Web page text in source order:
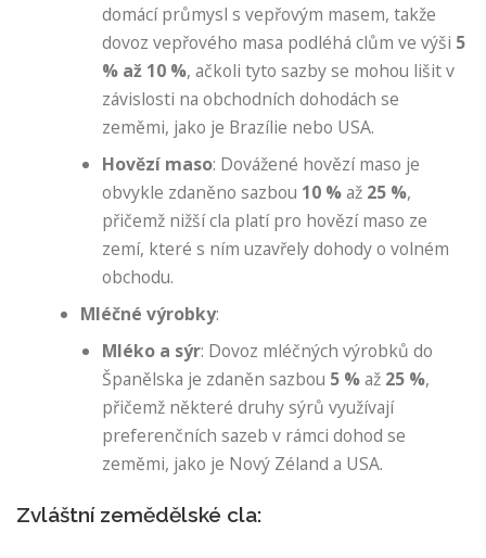
domácí průmysl s vepřovým masem, takže
dovoz vepřového masa podléhá clům ve výši 5
% až 10 %, ačkoli tyto sazby se mohou lišit v
závislosti na obchodních dohodách se
zeměmi, jako je Brazílie nebo USA.
Hovězí maso: Dovážené hovězí maso je
obvykle zdaněno sazbou 10 %až 25 %,
přičemž nižší cla platí pro hovězí maso ze
zemí, které s ním uzavřely dohody o volném
obchodu.
Mléčné výrobky:
Mléko a sýr: Dovoz mléčných výrobků do
Španělska je zdaněn sazbou 5 %až 25 %,
přičemž některé druhy sýrů využívají
preferenčních sazeb v rámci dohod se
zeměmi, jako je Nový Zéland a USA.
Zvláštní zemědělské cla: